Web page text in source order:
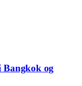
Bangkok og